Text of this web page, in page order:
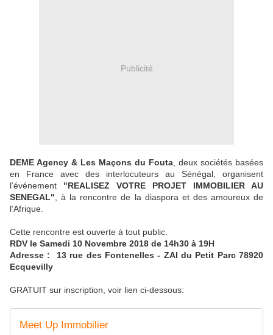
Publicité
DEME Agency & Les Maçons du Fouta , deux sociétés basées
en France avec des interlocuteurs au Sénégal, organisent
l’événement "REALISEZ VOTRE PROJET IMMOBILIER AU
SENEGAL" , à la rencontre de la diaspora et des amoureux de
l’Afrique.
Cette rencontre est ouverte à tout public.
RDV le Samedi 10 Novembre 2018 de 14h30 à 19H
Adresse : 13 rue des Fontenelles - ZAI du Petit Parc 78920
Ecquevilly
GRATUIT sur inscription, voir lien ci-dessous:
Meet Up Immobilier